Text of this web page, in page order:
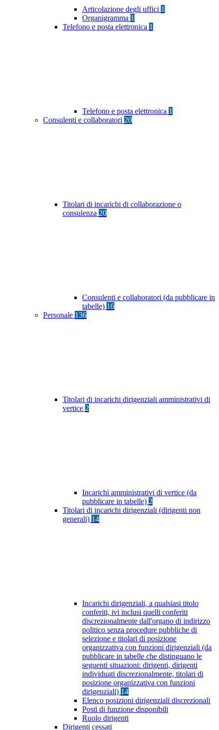
Articolazione degli uffici 1
Organigramma 1
Telefono e posta elettronica 1
Telefono e posta elettronica 1
Consulenti e collaboratori 20
Titolari di incarichi di collaborazione o
consulenza 20
Consulenti e collaboratori (da pubblicare in
tabelle) 16
Personale 136
Titolari di incarichi dirigenziali amministrativi di
vertice 2
Incarichi amministrativi di vertice (da
pubblicare in tabelle) 2
Titolari di incarichi dirigenziali (dirigenti non
generali) 14
Incarichi dirigenziali, a qualsiasi titolo
conferiti, ivi inclusi quelli conferiti
discrezionalmente dall'organo di indirizzo
politico senza procedure pubbliche di
selezione e titolari di posizione
organizzativa con funzioni dirigenziali (da
pubblicare in tabelle che distinguano le
seguenti situazioni: dirigenti, dirigenti
individuati discrezionalmente, titolari di
posizione organizzativa con funzioni
dirigenziali) 14
Elenco posizioni dirigenziali discrezionali
Posti di funzione disponibili
Ruolo dirigenti
Dirigenti cessati